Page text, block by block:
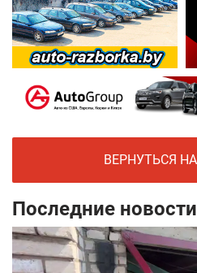
ВЕРНУТЬСЯ
Последние